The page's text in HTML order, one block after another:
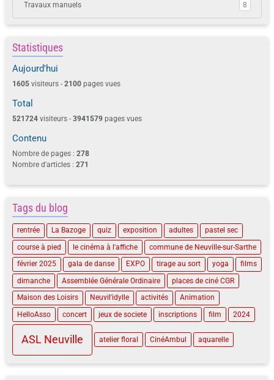
Travaux manuels 8
Statistiques
Aujourd'hui
1605 visiteurs - 2100 pages vues
Total
521724 visiteurs - 3941579 pages vues
Contenu
Nombre de pages : 278
Nombre d'articles : 271
Tags du blog
rentrée La Bazoge quiz exposition adultes
pastel sec
course à pied
le cinéma à l'affiche
commune de Neuville-sur-Sarthe
février 2025
gala de danse EXPO tirage au sort yoga
films
dimanche
Assemblée Générale Ordinaire
places de ciné CGR
Maison des Loisirs
Neuvil'idylle activités
Animation
HelloAsso
concert jeux de societe inscriptions film 2024
ASL Neuville atelier floral CinéAmbul aquarelle